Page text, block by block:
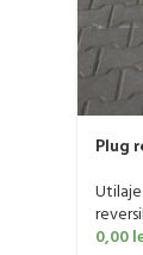
Plug
0,00